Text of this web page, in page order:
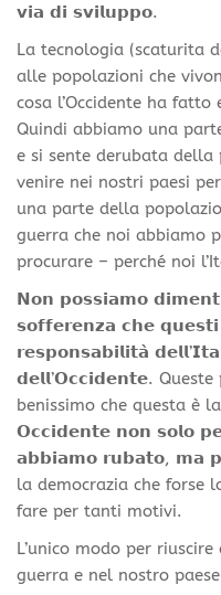
𝘃𝗶𝗮 𝗱𝗶 𝘀𝘃𝗶𝗹𝘂𝗽𝗽𝗼.
La tecnologia (scaturita
alle popolazioni che
cosa l’Occidente ha
Quindi abbiamo una
e si sente derubata della
venire nei nostri paesi
una parte della
guerra che noi abbiamo
procurare – perché noi
𝗡𝗼𝗻 𝗽𝗼𝘀𝘀𝗶𝗮𝗺𝗼
𝘀𝗼𝗳𝗳𝗲𝗿𝗲𝗻𝘇𝗮 𝗰𝗵𝗲
𝗿𝗲𝘀𝗽𝗼𝗻𝘀𝗮𝗯𝗶𝗹𝗶𝘁𝗮̀
𝗱𝗲𝗹𝗹’𝗢𝗰𝗰𝗶𝗱𝗲𝗻𝘁𝗲.
benissimo che questa è
𝗢𝗰𝗰𝗶𝗱𝗲𝗻𝘁𝗲 𝗻𝗼𝗻 𝘀𝗼𝗹𝗼
𝗮𝗯𝗯𝗶𝗮𝗺𝗼 𝗿𝘂𝗯𝗮𝘁𝗼, 𝗺𝗮
la democrazia che forse
fare per tanti motivi.
L’unico modo per
guerra e nel nostro